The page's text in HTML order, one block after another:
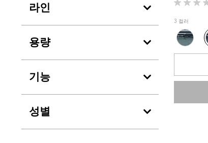
라인
용량
기능
성별
별
5
개
중
0.0
개
니
3 컬러